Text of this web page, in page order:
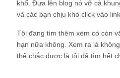
khổ. Đưa lên blog nó vỡ cả
và các bạn chịu khó click vào
Tôi đang tìm thêm xem có còn
hạn nữa không. Xem ra là
thể chắc được là tôi đã tìm hết